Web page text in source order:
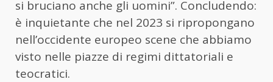
si bruciano anche gli uomini”. Concludendo:
è inquietante che nel 2023 si ripropongano
nell’occidente europeo scene che abbiamo
visto nelle piazze di regimi dittatoriali e
teocratici.